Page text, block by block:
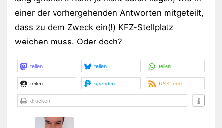
einer der vorhergehenden Antworten mitgeteilt,
dass zu dem Zweck ein(!) KFZ-Stellplatz
weichen muss. Oder doch?
teilen teilen teilen
teilen spenden RSS-feed
drucken